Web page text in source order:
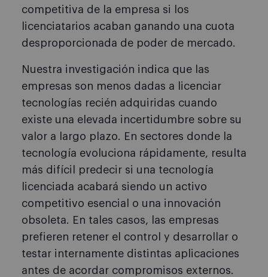
competitiva de la empresa si los
licenciatarios acaban ganando una cuota
desproporcionada de poder de mercado.
Nuestra investigación indica que las
empresas son menos dadas a licenciar
tecnologías recién adquiridas cuando
existe una elevada incertidumbre sobre su
valor a largo plazo. En sectores donde la
tecnología evoluciona rápidamente, resulta
más difícil predecir si una tecnología
licenciada acabará siendo un activo
competitivo esencial o una innovación
obsoleta. En tales casos, las empresas
prefieren retener el control y desarrollar o
testar internamente distintas aplicaciones
antes de acordar compromisos externos.